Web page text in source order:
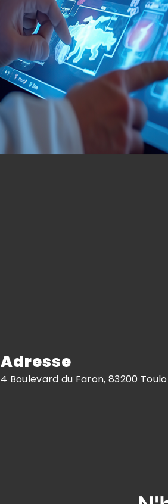
Adresse
4 Boulevard du Faron, 83200